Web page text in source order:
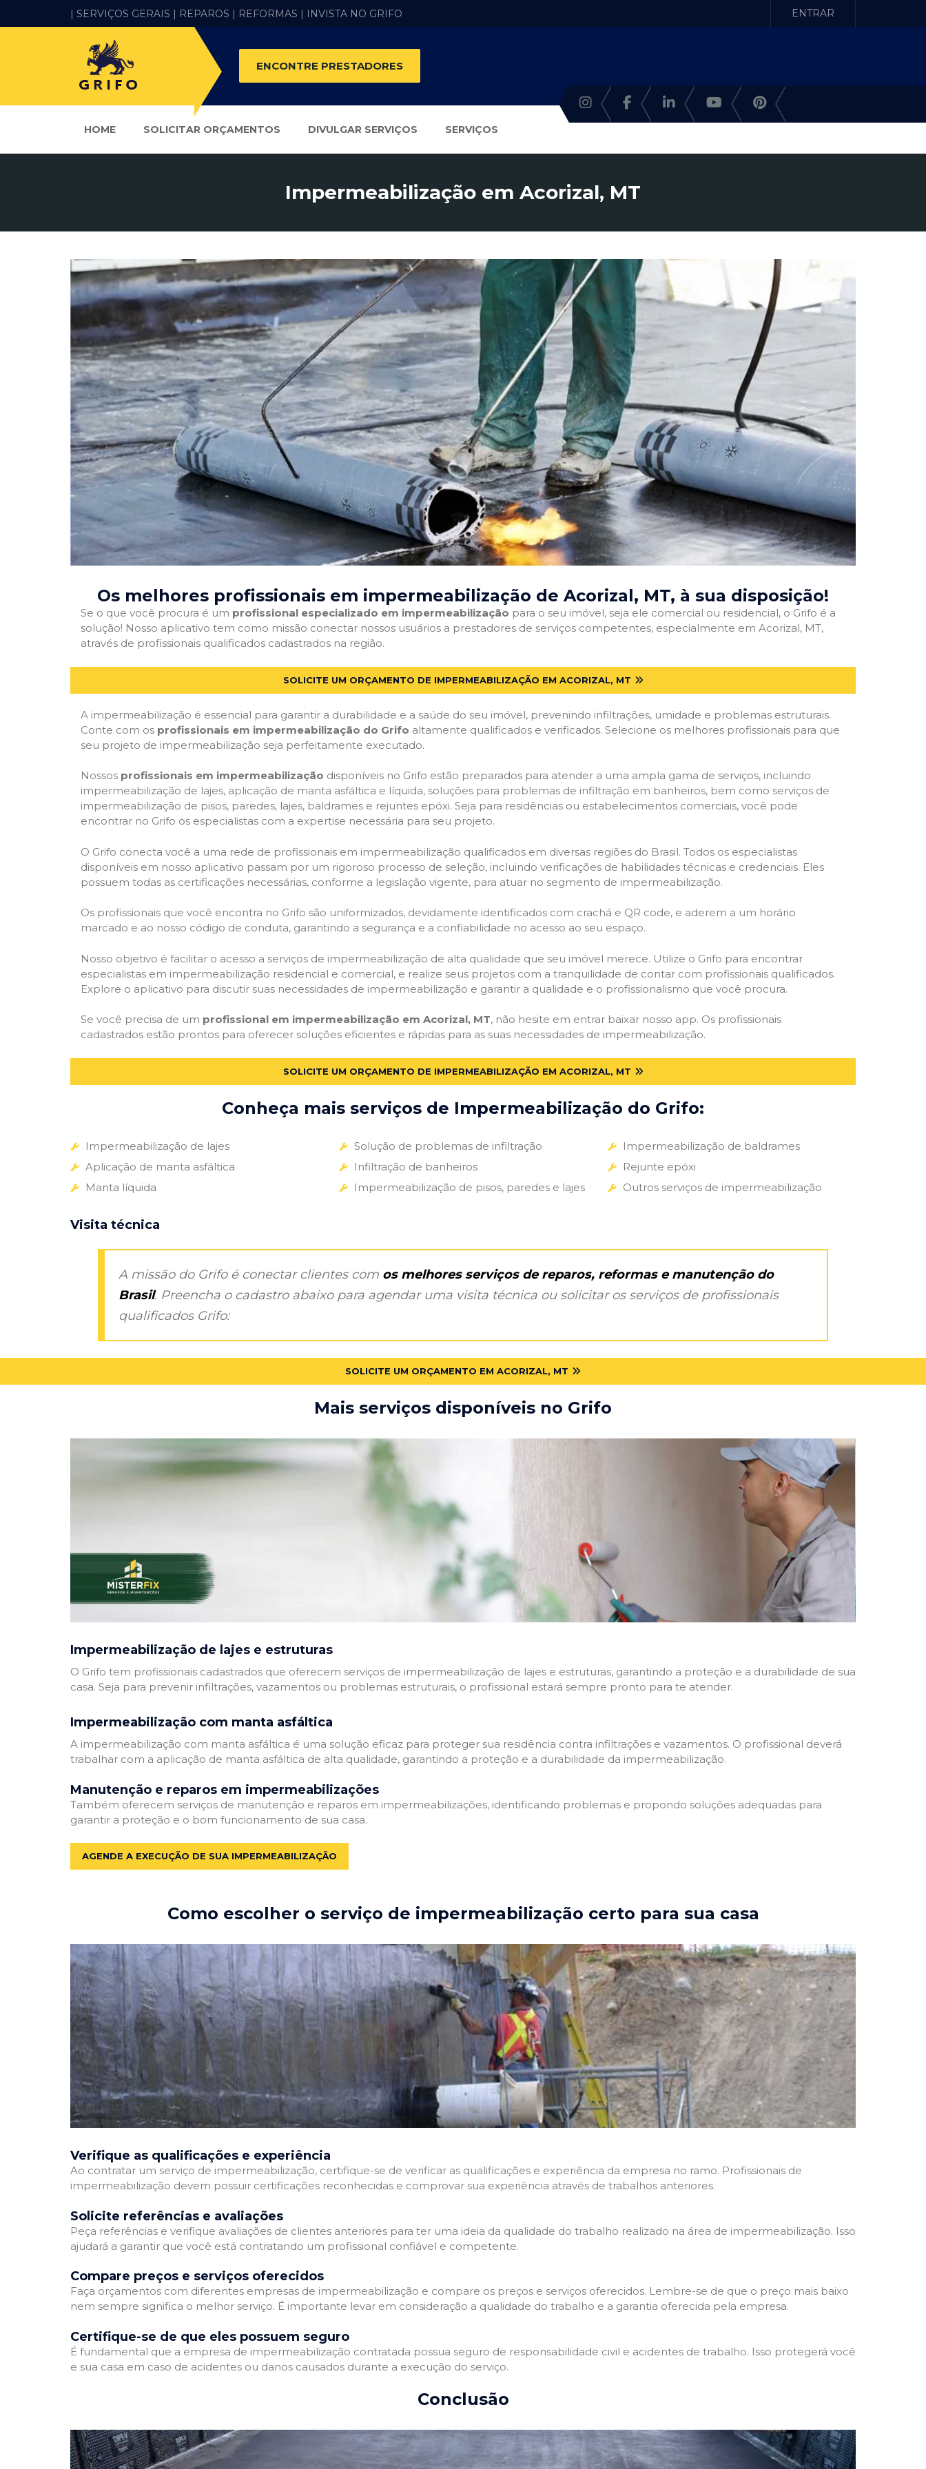
| SERVIÇOS GERAIS | REPAROS | REFORMAS | INVISTA NO GRIFO ENTRAR
ENCONTRE PRESTADORES
HOME SOLICITAR ORÇAMENTOS DIVULGAR SERVIÇOS SERVIÇOS
Impermeabilização em Acorizal, MT
Os melhores profissionais em impermeabilização de Acorizal, MT, à sua disposição!
Se o que você procura é um profissional especializado em impermeabilização para o seu imóvel, seja ele comercial ou residencial, o Grifo é a
solução! Nosso aplicativo tem como missão conectar nossos usuários a prestadores de serviços competentes, especialmente em Acorizal, MT,
através de profissionais qualificados cadastrados na região.
SOLICITE UM ORÇAMENTO DE IMPERMEABILIZAÇÃO EM ACORIZAL, MT
A impermeabilização é essencial para garantir a durabilidade e a saúde do seu imóvel, prevenindo infiltrações, umidade e problemas estruturais.
Conte com os profissionais em impermeabilização do Grifo altamente qualificados e verificados. Selecione os melhores profissionais para que
seu projeto de impermeabilização seja perfeitamente executado.
Nossos profissionais em impermeabilização disponíveis no Grifo estão preparados para atender a uma ampla gama de serviços, incluindo
impermeabilização de lajes, aplicação de manta asfáltica e líquida, soluções para problemas de infiltração em banheiros, bem como serviços de
impermeabilização de pisos, paredes, lajes, baldrames e rejuntes epóxi. Seja para residências ou estabelecimentos comerciais, você pode
encontrar no Grifo os especialistas com a expertise necessária para seu projeto.
O Grifo conecta você a uma rede de profissionais em impermeabilização qualificados em diversas regiões do Brasil. Todos os especialistas
disponíveis em nosso aplicativo passam por um rigoroso processo de seleção, incluindo verificações de habilidades técnicas e credenciais. Eles
possuem todas as certificações necessárias, conforme a legislação vigente, para atuar no segmento de impermeabilização.
Os profissionais que você encontra no Grifo são uniformizados, devidamente identificados com crachá e QR code, e aderem a um horário
marcado e ao nosso código de conduta, garantindo a segurança e a confiabilidade no acesso ao seu espaço.
Nosso objetivo é facilitar o acesso a serviços de impermeabilização de alta qualidade que seu imóvel merece. Utilize o Grifo para encontrar
especialistas em impermeabilização residencial e comercial, e realize seus projetos com a tranquilidade de contar com profissionais qualificados.
Explore o aplicativo para discutir suas necessidades de impermeabilização e garantir a qualidade e o profissionalismo que você procura.
Se você precisa de um profissional em impermeabilização em Acorizal, MT, não hesite em entrar baixar nosso app. Os profissionais
cadastrados estão prontos para oferecer soluções eficientes e rápidas para as suas necessidades de impermeabilização.
SOLICITE UM ORÇAMENTO DE IMPERMEABILIZAÇÃO EM ACORIZAL, MT
Conheça mais serviços de Impermeabilização do Grifo:
Impermeabilização de lajes
Aplicação de manta asfáltica
Manta líquida
Solução de problemas de infiltração
Infiltração de banheiros
Impermeabilização de pisos, paredes e lajes
Impermeabilização de baldrames
Rejunte epóxi
Outros serviços de impermeabilização
Visita técnica
A missão do Grifo é conectar clientes com os melhores serviços de reparos, reformas e manutenção do
Brasil. Preencha o cadastro abaixo para agendar uma visita técnica ou solicitar os serviços de profissionais
qualificados Grifo:
SOLICITE UM ORÇAMENTO EM ACORIZAL, MT
Mais serviços disponíveis no Grifo
Impermeabilização de lajes e estruturas
O Grifo tem profissionais cadastrados que oferecem serviços de impermeabilização de lajes e estruturas, garantindo a proteção e a durabilidade de sua
casa. Seja para prevenir infiltrações, vazamentos ou problemas estruturais, o profissional estará sempre pronto para te atender.
Impermeabilização com manta asfáltica
A impermeabilização com manta asfáltica é uma solução eficaz para proteger sua residência contra infiltrações e vazamentos. O profissional deverá
trabalhar com a aplicação de manta asfáltica de alta qualidade, garantindo a proteção e a durabilidade da impermeabilização.
Manutenção e reparos em impermeabilizações
Também oferecem serviços de manutenção e reparos em impermeabilizações, identificando problemas e propondo soluções adequadas para
garantir a proteção e o bom funcionamento de sua casa.
AGENDE A EXECUÇÃO DE SUA IMPERMEABILIZAÇÃO
Como escolher o serviço de impermeabilização certo para sua casa
Verifique as qualificações e experiência
Ao contratar um serviço de impermeabilização, certifique-se de verificar as qualificações e experiência da empresa no ramo. Profissionais de
impermeabilização devem possuir certificações reconhecidas e comprovar sua experiência através de trabalhos anteriores.
Solicite referências e avaliações
Peça referências e verifique avaliações de clientes anteriores para ter uma ideia da qualidade do trabalho realizado na área de impermeabilização. Isso
ajudará a garantir que você está contratando um profissional confiável e competente.
Compare preços e serviços oferecidos
Faça orçamentos com diferentes empresas de impermeabilização e compare os preços e serviços oferecidos. Lembre-se de que o preço mais baixo
nem sempre significa o melhor serviço. É importante levar em consideração a qualidade do trabalho e a garantia oferecida pela empresa.
Certifique-se de que eles possuem seguro
É fundamental que a empresa de impermeabilização contratada possua seguro de responsabilidade civil e acidentes de trabalho. Isso protegerá você
e sua casa em caso de acidentes ou danos causados durante a execução do serviço.
Conclusão